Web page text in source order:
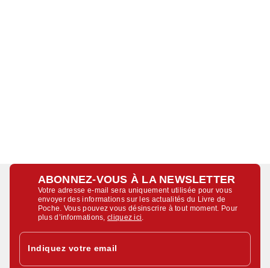
ABONNEZ-VOUS À LA NEWSLETTER
Votre adresse e-mail sera uniquement utilisée pour vous
envoyer des informations sur les actualités du Livre de
Poche. Vous pouvez vous désinscrire à tout moment. Pour
plus d’informations,cliquez ici
Indiquez votre email